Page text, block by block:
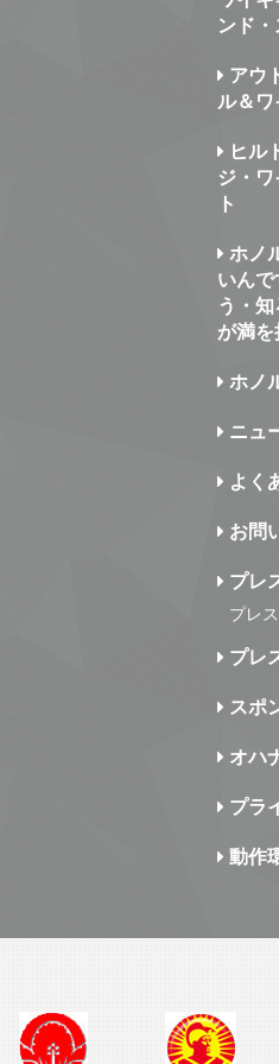
ンド・
アウ
ル＆
ヒル
ジ・
ト
ホノ
いん
う・
が満
ホノ
ニュ
よく
お問
プレ
プレ
プレ
スポ
オハ
プラ
動作